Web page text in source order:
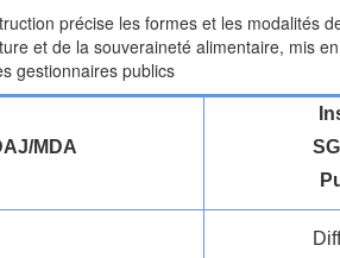
précise les formes et les modalités
et de la souveraineté alimentaire, mis
gestionnaires publics
MDA